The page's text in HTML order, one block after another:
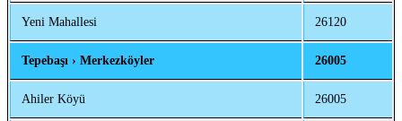
Yeni Mahallesi 26120
Tepebaşı › Merkezköyler 26005
Ahiler Köyü 26005